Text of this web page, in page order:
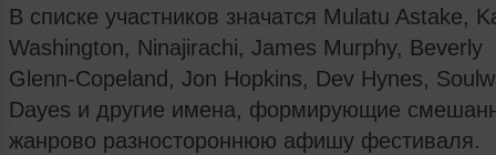
В списке участников значатся Mulatu Astake,
Washington, Ninajirachi, James Murphy, Beverly
Glenn‑Copeland, Jon Hopkins, Dev Hynes,
Dayes и другие имена, формирующие
жанрово разностороннюю афишу фестиваля.